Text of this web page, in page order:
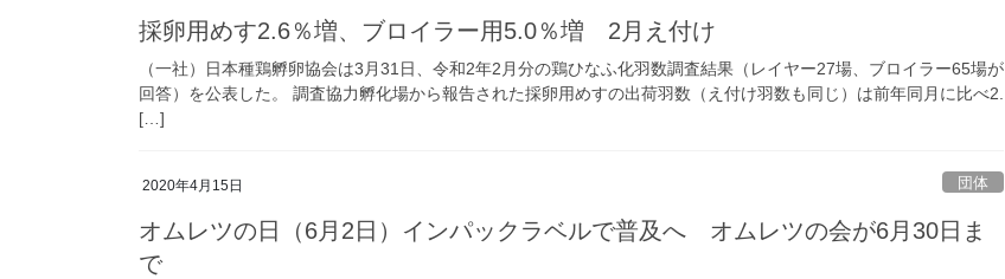
採卵用めす2.6％増、ブロイラー用5.0％増 2月え付け
（一社）日本種鶏孵卵協会は3月31日、令和2年2月分の鶏ひなふ化羽数調査結果（レイヤー27場、ブロイラー65場が
回答）を公表した。 調査協力孵化場から報告された採卵用めすの出荷羽数（え付け羽数も同じ）は前年同月に比べ2.
[…]
2020年4月15日 団体
オムレツの日（6月2日）インパックラベルで普及へ オムレツの会が6月30日ま
で